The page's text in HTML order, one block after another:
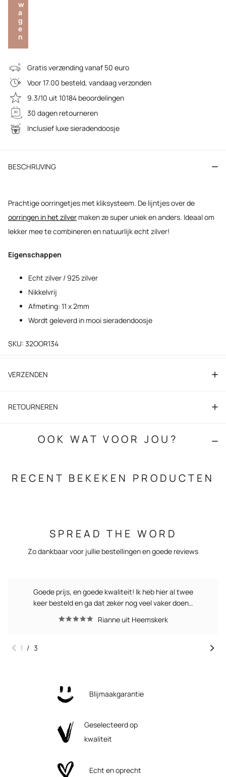
w
a
g
e
n
Gratis verzending vanaf 50 euro
Voor 17.00 besteld, vandaag verzonden
9.3/10 uit 10184 beoordelingen
30 dagen retourneren
Inclusief luxe sieradendoosje
BESCHRIJVING
Prachtige oorringetjes met kliksysteem. De lijntjes over de
oorringen in het zilver maken ze super uniek en anders. Ideaal om
lekker mee te combineren en natuurlijk echt zilver!
Eigenschappen
Echt zilver / 925 zilver
Nikkelvrij
Afmeting: 11 x 2mm
Wordt geleverd in mooi sieradendoosje
SKU: 32OOR134
VERZENDEN
RETOURNEREN
OOK WAT VOOR JOU?
RECENT BEKEKEN PRODUCTEN
SPREAD THE WORD
Zo dankbaar voor jullie bestellingen en goede reviews
Goede prijs, en goede kwaliteit! Ik heb hier al twee
keer besteld en ga dat zeker nog veel vaker doen…
Rianne uit Heemskerk
1 / 3
Blijmaakgarantie
Geselecteerd op
kwaliteit
Echt en oprecht